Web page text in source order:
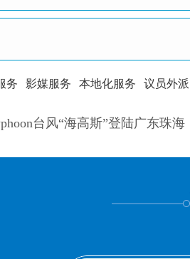
务 影媒服务 本地化服务 议员外派
标准级 专业级 出版级 证件内容
台风“海高斯”登陆广东珠海